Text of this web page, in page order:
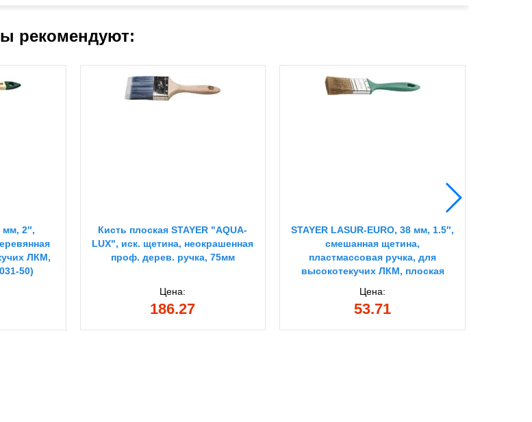
рекомендуют:
мм, 2″,
ЛКМ,
50)
Кисть плоская STAYER "AQUA-
LUX", иск. щетина, неокрашенная
проф. дерев. ручка, 75мм
Цена:
186.27
STAYER LASUR-EURO, 38 мм, 1.5″,
смешанная щетина,
пластмассовая ручка, для
высокотекучих ЛКМ, плоская
Цена:
53.71